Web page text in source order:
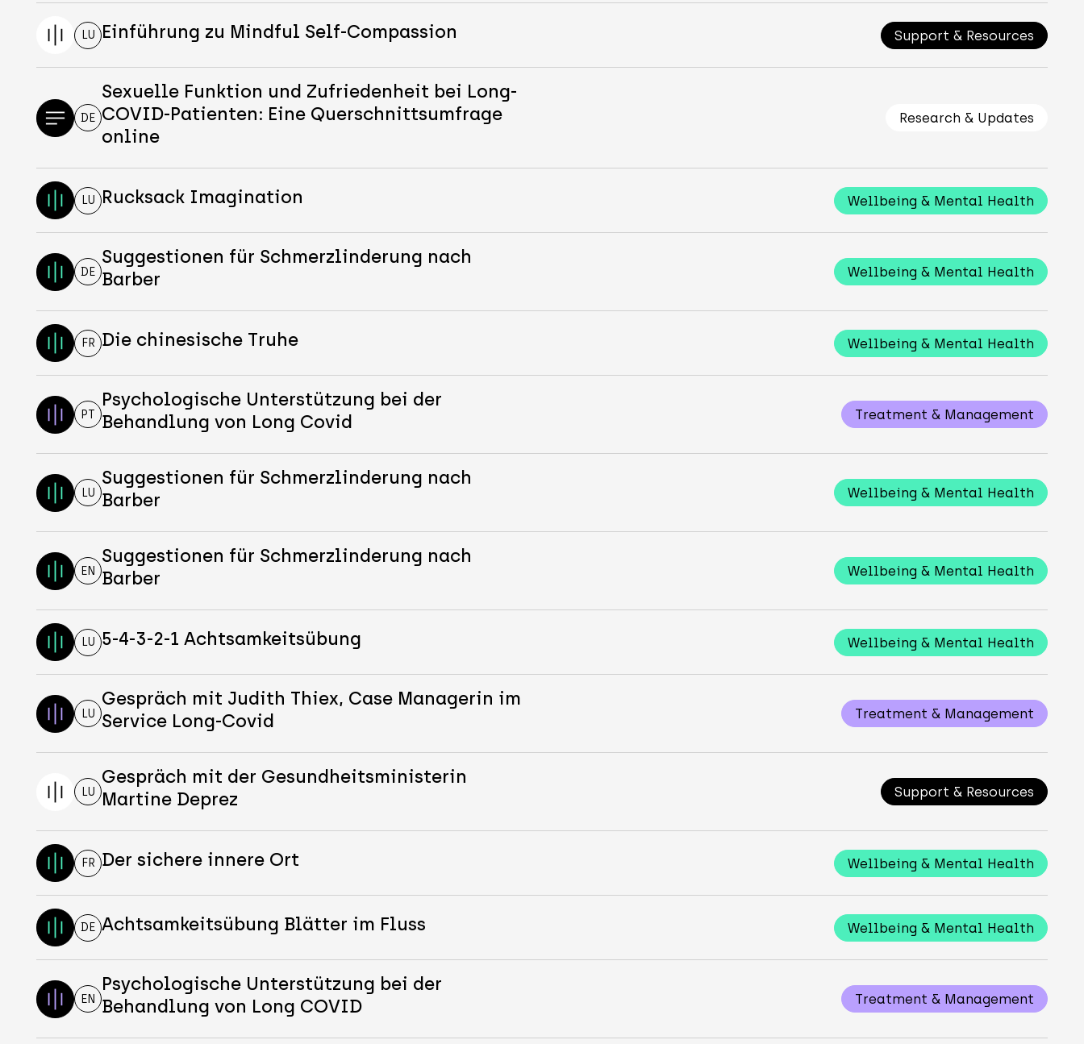
LU Einführung zu Mindful Self-Compassion Support & Resources
DE
Sexuelle Funktion und Zufriedenheit bei Long-
COVID-Patienten: Eine Querschnittsumfrage
online
Research & Updates
LU Rucksack Imagination Wellbeing & Mental Health
DE
Suggestionen für Schmerzlinderung nach
Barber
Wellbeing & Mental Health
FR Die chinesische Truhe Wellbeing & Mental Health
PT
Psychologische Unterstützung bei der
Behandlung von Long Covid
Treatment & Management
LU
Suggestionen für Schmerzlinderung nach
Barber
Wellbeing & Mental Health
EN
Suggestionen für Schmerzlinderung nach
Barber
Wellbeing & Mental Health
LU 5-4-3-2-1 Achtsamkeitsübung Wellbeing & Mental Health
LU
Gespräch mit Judith Thiex, Case Managerin im
Service Long-Covid
Treatment & Management
LU
Gespräch mit der Gesundheitsministerin
Martine Deprez
Support & Resources
FR Der sichere innere Ort Wellbeing & Mental Health
DE Achtsamkeitsübung Blätter im Fluss Wellbeing & Mental Health
EN
Psychologische Unterstützung bei der
Behandlung von Long COVID
Treatment & Management